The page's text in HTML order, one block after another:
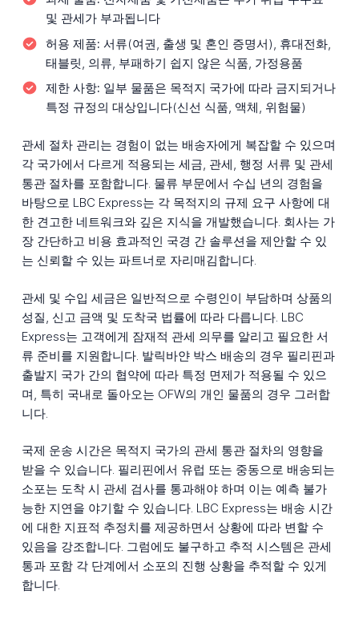
및 관세가 부과됩니다
허용 제품: 서류(여권, 출생 및 혼인 증명서), 휴대전화,
태블릿, 의류, 부패하기 쉽지 않은 식품, 가정용품
제한 사항: 일부 물품은 목적지 국가에 따라 금지되거나
특정 규정의 대상입니다(신선 식품, 액체, 위험물)
관세 절차 관리는 경험이 없는 배송자에게 복잡할 수 있으며
각 국가에서 다르게 적용되는 세금, 관세, 행정 서류 및 관세
통관 절차를 포함합니다. 물류 부문에서 수십 년의 경험을
바탕으로 LBC Express는 각 목적지의 규제 요구 사항에 대
한 견고한 네트워크와 깊은 지식을 개발했습니다. 회사는 가
장 간단하고 비용 효과적인 국경 간 솔루션을 제안할 수 있
는 신뢰할 수 있는 파트너로 자리매김합니다.
관세 및 수입 세금은 일반적으로 수령인이 부담하며 상품의
성질, 신고 금액 및 도착국 법률에 따라 다릅니다. LBC
Express는 고객에게 잠재적 관세 의무를 알리고 필요한 서
류 준비를 지원합니다. 발릭바얀 박스 배송의 경우 필리핀과
출발지 국가 간의 협약에 따라 특정 면제가 적용될 수 있으
며, 특히 국내로 돌아오는 OFW의 개인 물품의 경우 그러합
니다.
국제 운송 시간은 목적지 국가의 관세 통관 절차의 영향을
받을 수 있습니다. 필리핀에서 유럽 또는 중동으로 배송되는
소포는 도착 시 관세 검사를 통과해야 하며 이는 예측 불가
능한 지연을 야기할 수 있습니다. LBC Express는 배송 시간
에 대한 지표적 추정치를 제공하면서 상황에 따라 변할 수
있음을 강조합니다. 그럼에도 불구하고 추적 시스템은 관세
통과 포함 각 단계에서 소포의 진행 상황을 추적할 수 있게
합니다.